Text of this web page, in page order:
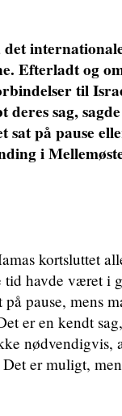
det
Efterladt og
til
deres sag,
sat på pause
i
kortsluttet
havde været i
pause, mens
er en kendt
nødvendigvis,
er muligt,